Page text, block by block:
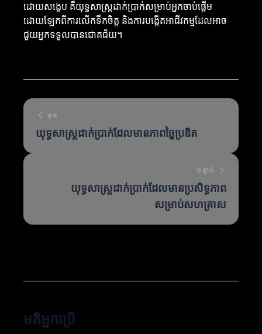
ដោយសង្ខេប គឺយុទ្ធសាស្ត្រដាក់ប្រាក់សម្រាប់អ្នកចាប់ផ្តើម
ដោយឡែកពីការលើកទឹកចិត្ត និងការបង្កើតអាជីវកម្មដែលអាច
ជួយអ្នកទទួលបានជោគជ័យ។
មុន
យុទ្ធសាស្ត្រដាក់ប្រាក់ដែលមានភាពច្នៃប្រឌិត
បន្ទាប់
យុទ្ធសាស្ត្រដាក់ប្រាក់ដែលមានប្រសិទ្ធភាព
សម្រាប់សហគ្រាស
មតិអ្នកប្រើ